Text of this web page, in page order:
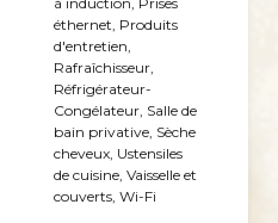
éthernet Produits
d'entretien
Rafraîchisseur
Réfrigérateur-
Congélateur Salle de
bain privative Sèche
cheveux Ustensiles
de cuisine Vaisselle et
couverts Wi-Fi